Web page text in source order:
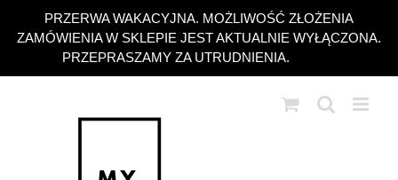
PRZERWA WAKACYJNA. MOŻLIWOŚĆ ZŁOŻENIA
ZAMÓWIENIA W SKLEPIE JEST AKTUALNIE WYŁĄCZONA.
PRZEPRASZAMY ZA UTRUDNIENIA.
zawartości